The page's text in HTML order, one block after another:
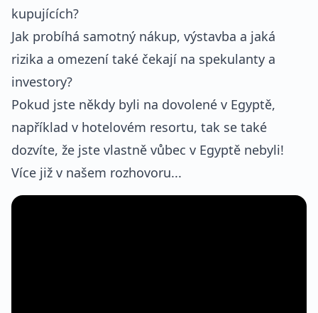
kupujících?
Jak probíhá samotný nákup, výstavba a jaká
rizika a omezení také čekají na spekulanty a
investory?
Pokud jste někdy byli na dovolené v Egyptě,
například v hotelovém resortu, tak se také
dozvíte, že jste vlastně vůbec v Egyptě nebyli!
Více již v našem rozhovoru...